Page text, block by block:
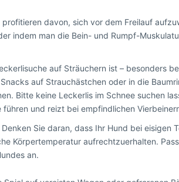
profitieren davon, sich vor dem Freilauf
indem man die Bein- und Rumpf-
auf Sträuchern ist – besonders
auf Strauchästchen oder in die
Bitte keine Leckerlis im Schnee suchen
führen und reizt bei empfindlichen
Denken Sie daran, dass Ihr Hund bei eisigen
Körpertemperatur aufrechtzuerhalten.
an.